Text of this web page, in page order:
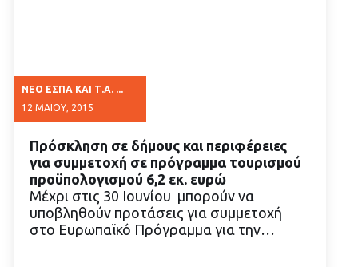
ΝΈΟ ΕΣΠΑ ΚΑΙ Τ.Α. ...
12 ΜΑΪ́ΟΥ, 2015
ΔΙΑΒΑΣΤΕ ΠΕΡΙΣΣΟΤΕΡΑ
Πρόσκληση σε δήμους και περιφέρειες
για συμμετοχή σε πρόγραμμα τουρισμού
προϋπολογισμού 6,2 εκ. ευρώ
Μέχρι στις 30 Ιουνίου μπορούν να
υποβληθούν προτάσεις για συμμετοχή
στο Ευρωπαϊκό Πρόγραμμα για την…